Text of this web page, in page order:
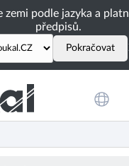
zemi podle jazyka a
předpisů.
Pokračovat